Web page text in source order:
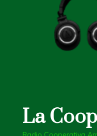
La